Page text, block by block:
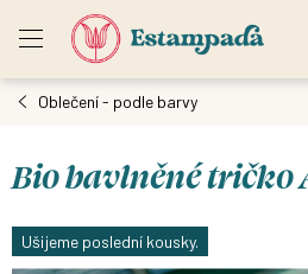
Oblečení - podle barvy
Bio bavlněné tričko
Ušijeme poslední kousky.